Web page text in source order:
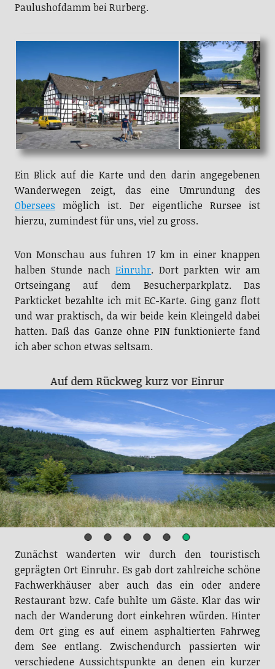
Paulushofdamm bei Rurberg.
Ein Blick auf die Karte und den darin angegebenen
Wanderwegen zeigt, das eine Umrundung des
Obersees möglich ist. Der eigentliche Rursee ist
hierzu, zumindest für uns, viel zu gross.
Von Monschau aus fuhren 17 km in einer knappen
halben Stunde nachEinruhr. Dort parkten wir am
Ortseingang auf dem Besucherparkplatz. Das
Parkticket bezahlte ich mit EC-Karte. Ging ganz flott
und war praktisch, da wir beide kein Kleingeld dabei
hatten. Daß das Ganze ohne PIN funktionierte fand
ich aber schon etwas seltsam.
Auf dem Rückweg kurz vor Einrur
Zunächst wanderten wir durch den touristisch
geprägten Ort Einruhr. Es gab dort zahlreiche schöne
Fachwerkhäuser aber auch das ein oder andere
Restaurant bzw. Cafe buhlte um Gäste. Klar das wir
nach der Wanderung dort einkehren würden. Hinter
dem Ort ging es auf einem asphaltierten Fahrweg
dem See entlang. Zwischendurch passierten wir
verschiedene Aussichtspunkte an denen ein kurzer